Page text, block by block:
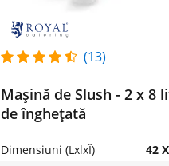
(13)
Mașină de Slush - 2 x 8
de înghețată
Dimensiuni (LxlxÎ) 42